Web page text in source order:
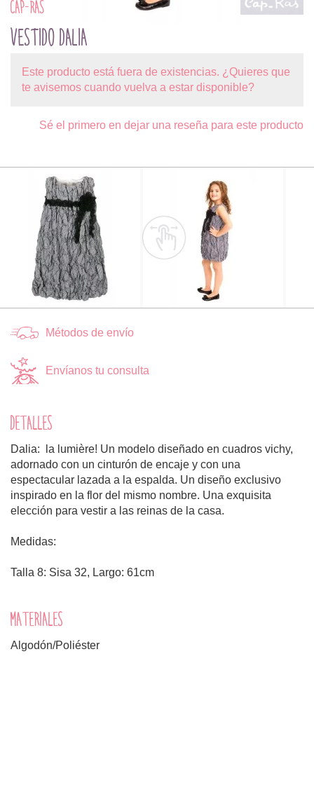
CAP-RAS
VESTIDO DALIA
Este producto está fuera de existencias. ¿Quieres que
te avisemos cuando vuelva a estar disponible?
Sé el primero en dejar una reseña para este producto
Métodos de envío
Envíanos tu consulta
DETALLES
Dalia: la lumière! Un modelo diseñado en cuadros vichy,
adornado con un cinturón de encaje y con una
espectacular lazada a la espalda. Un diseño exclusivo
inspirado en la flor del mismo nombre. Una exquisita
elección para vestir a las reinas de la casa.
Medidas:
Talla 8: Sisa 32, Largo: 61cm
MATERIALES
Algodón/Poliéster